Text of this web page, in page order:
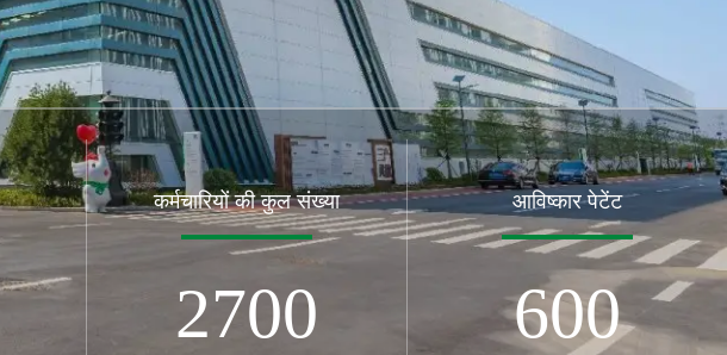
कर्मचारियों की कुल संख्या
2700
आविष्कार पेटेंट
600